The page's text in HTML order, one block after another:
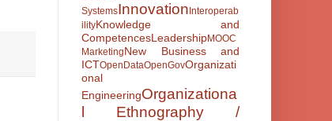
SystemsInnovation Interoperab
ilityKnowledge and
CompetencesLeadershipMOOC
MarketingNew Business and
ICTOpenDataOpenGovOrganizati
onal
EngineeringOrganizationa
l Ethnography /